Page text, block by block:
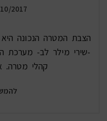
2017
הצבת המטרה הנכונה
-שירי מילר לב- מערכת
קהלי מטרה.